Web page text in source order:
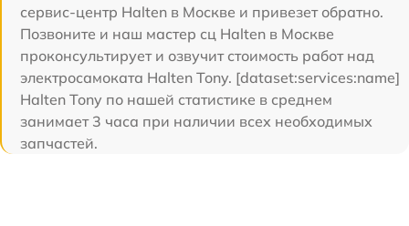
сервис-центр Halten в Москве и привезет обратно.
Позвоните и наш мастер сц Halten в Москве
проконсультирует и озвучит стоимость работ над
электросамоката Halten Tony. [dataset:services:name]
Halten Tony по нашей статистике в среднем
занимает 3 часа при наличии всех необходимых
запчастей.